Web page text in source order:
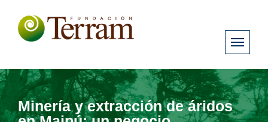
Minería y extracción de áridos